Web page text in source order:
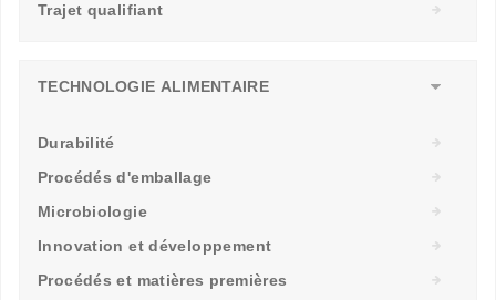
Trajet qualifiant
TECHNOLOGIE ALIMENTAIRE
Durabilité
Procédés d'emballage
Microbiologie
Innovation et développement
Procédés et matières premières